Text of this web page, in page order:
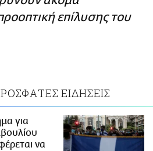
επίλυσης του
ΕΙΔΗΣΕΙΣ
για
να